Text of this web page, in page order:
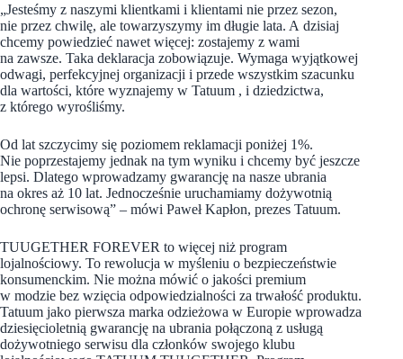
„Jesteśmy z naszymi klientkami i klientami nie przez sezon,
nie przez chwilę, ale towarzyszymy im długie lata. A dzisiaj
chcemy powiedzieć nawet więcej: zostajemy z wami
na zawsze. Taka deklaracja zobowiązuje. Wymaga wyjątkowej
odwagi, perfekcyjnej organizacji i przede wszystkim szacunku
dla wartości, które wyznajemy w Tatuum , i dziedzictwa,
z którego wyrośliśmy.
Od lat szczycimy się poziomem reklamacji poniżej 1%.
Nie poprzestajemy jednak na tym wyniku i chcemy być jeszcze
lepsi. Dlatego wprowadzamy gwarancję na nasze ubrania
na okres aż 10 lat. Jednocześnie uruchamiamy dożywotnią
ochronę serwisową” – mówi Paweł Kapłon, prezes Tatuum.
TUUGETHER FOREVER to więcej niż program
lojalnościowy. To rewolucja w myśleniu o bezpieczeństwie
konsumenckim. Nie można mówić o jakości premium
w modzie bez wzięcia odpowiedzialności za trwałość produktu.
Tatuum jako pierwsza marka odzieżowa w Europie wprowadza
dziesięcioletnią gwarancję na ubrania połączoną z usługą
dożywotniego serwisu dla członków swojego klubu